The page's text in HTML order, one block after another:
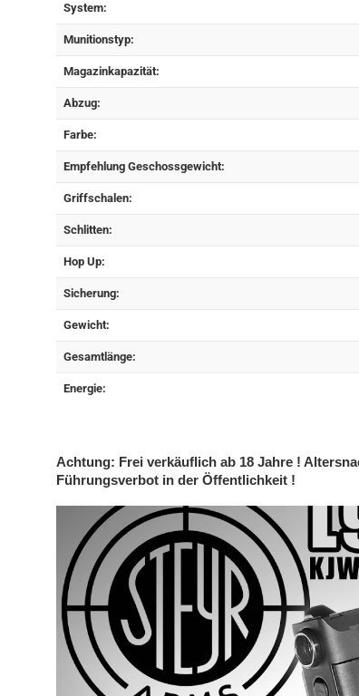
System:
Munitionstyp:
Magazinkapazität:
Abzug:
Farbe:
Empfehlung Geschossgewicht:
Griffschalen:
Schlitten:
Hop Up:
Sicherung:
Gewicht:
Gesamtlänge:
Energie:
Achtung: Frei verkäuflich ab 18 Jahre !
Führungsverbot in der Öffentlichkeit !